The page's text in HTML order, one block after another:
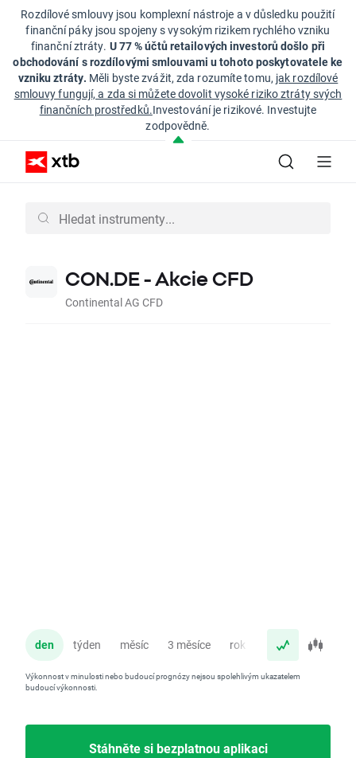
Rozdílové smlouvy jsou komplexní nástroje a v důsledku použití
finanční páky jsou spojeny s vysokým rizikem rychlého vzniku
finanční ztráty. U 77 % účtů retailových investorů došlo při
obchodování s rozdílovými smlouvami u tohoto poskytovatele ke
vzniku ztráty. Měli byste zvážit, zda rozumíte tomu, jak rozdílové
smlouvy fungují, a zda si můžete dovolit vysoké riziko ztráty svých
finančních prostředků.Investování je rizikové. Investujte
zodpovědně.
CON.DE - Akcie CFD
Continental AG CFD
den týden měsíc 3 měsíce rok
Výkonnost v minulosti nebo budoucí prognózy nejsou spolehlivým ukazatelem
budoucí výkonnosti.
Stáhněte si bezplatnou aplikaci